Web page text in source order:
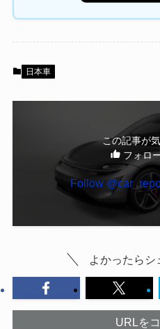
日本車
この記事が
フォロ
Follow
よかったらシ
URLを